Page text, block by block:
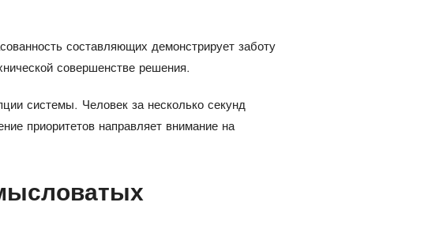
составляющих демонстрирует заботу
совершенстве решения.
системы. Человек за несколько секунд
приоритетов направляет внимание на